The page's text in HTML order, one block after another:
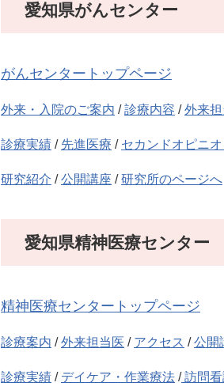
愛知県がんセンター
がんセンタートップページ
外来・入院のご案内 /診療内容 /外来
診療実績 / 先進医療 / セカンドオピニ
研究紹介 /公開講座 /研究所のページへ
愛知県精神医療センター
精神医療センタートップページ
診療案内 /外来担当医 / アクセス / ​公開
診療実績 / デイケア・作業療法 /訪問看